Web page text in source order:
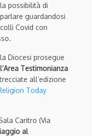
possibilità di
guardandosi
Covid con
Diocesi prosegue
Testimonianza
all’edizione
Today
Caritro (Via
al